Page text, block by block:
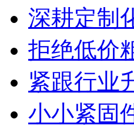
深耕定制
拒绝低价
紧跟行业
小小紧固